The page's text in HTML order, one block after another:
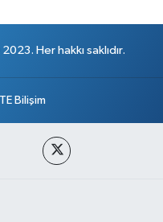
Her hakkı saklıdır.
TE Bilişim